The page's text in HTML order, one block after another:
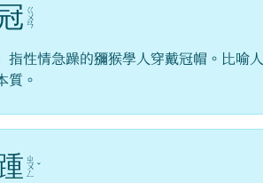
ㄍ
ㄨ
ㄢ
指性情急躁的獼猴學人穿戴冠帽。比喻
質。
ㄓ
ㄨ
ㄥ
ˇ